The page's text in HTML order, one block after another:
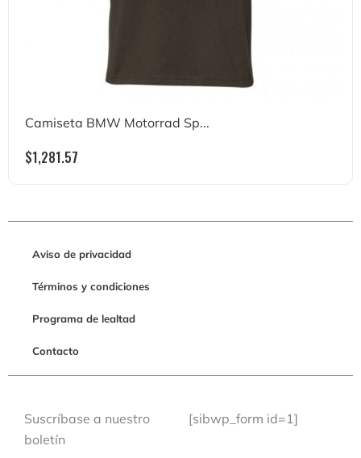
Camiseta BMW Motorrad Sp...
$1,281.57
Aviso de privacidad
Términos y condiciones
Programa de lealtad
Contacto
Suscríbase a nuestro
boletín
[sibwp_form id=1]